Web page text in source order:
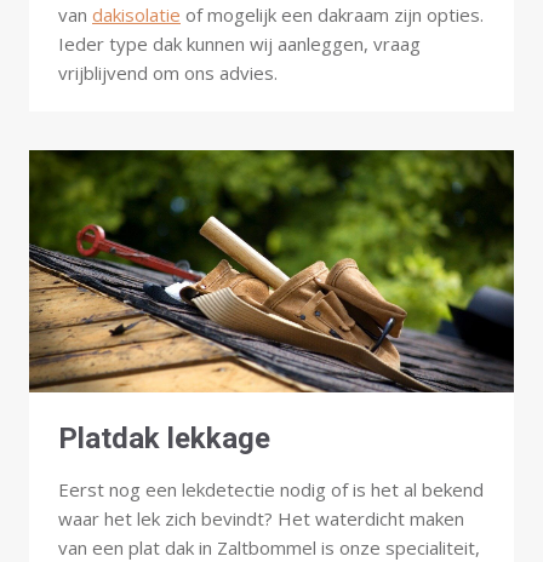
van dakisolatie of mogelijk een dakraam zijn opties.
Ieder type dak kunnen wij aanleggen, vraag
vrijblijvend om ons advies.
Platdak lekkage
Eerst nog een lekdetectie nodig of is het al bekend
waar het lek zich bevindt? Het waterdicht maken
van een plat dak in Zaltbommel is onze specialiteit,